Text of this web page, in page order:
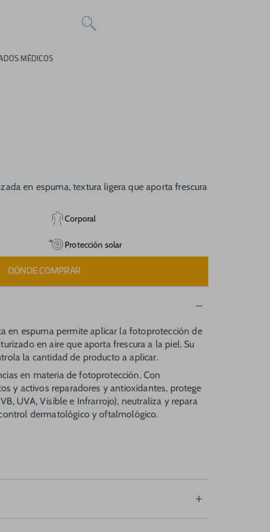
MÉDICOS
en espuma, textura ligera que aporta frescura
Corporal
Protección solar
DÓNDE COMPRAR
en espuma permite aplicar la fotoprotección de
en aire que aporta frescura a la piel. Su
la cantidad de producto a aplicar.
en materia de fotoprotección. Con
y activos reparadores y antioxidantes, protege
UVA, Visible e Infrarrojo), neutraliza y repara
dermatológico y oftalmológico.